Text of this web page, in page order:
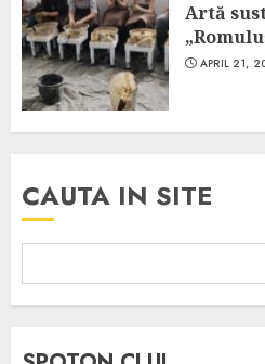
Artă
APRIL 21,
CAUTA IN SITE